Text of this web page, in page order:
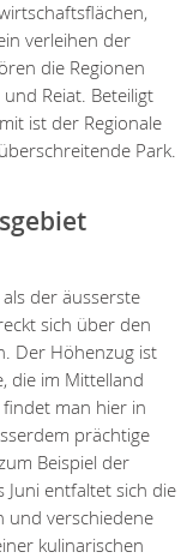
verleihen der
die Regionen
Reiat. Beteiligt
ist der Regionale
Park.
der äusserste
sich über den
Der Höhenzug ist
die im Mittelland
man hier in
prächtige
Beispiel der
Juni entfaltet sich die
und verschiedene
kulinarischen